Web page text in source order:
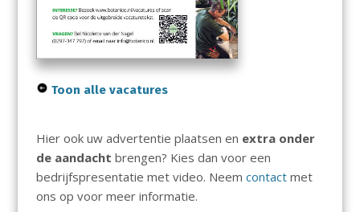
Toon alle vacatures
Hier ook uw advertentie plaatsen en extra onder
de aandacht brengen? Kies dan voor een
bedrijfspresentatie met video. Neem contactmet
ons op voor meer informatie.